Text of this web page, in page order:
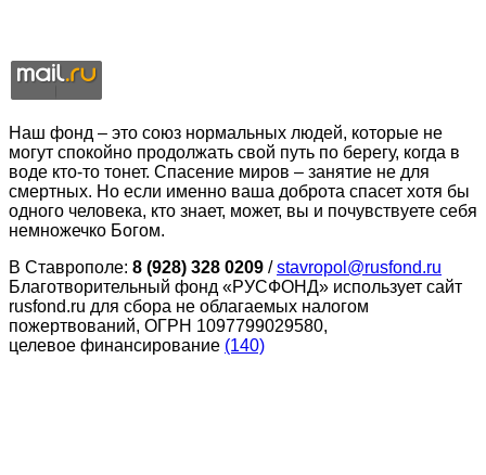
Наш фонд – это союз нормальных людей, которые не
могут спокойно продолжать свой путь по берегу, когда в
воде кто-то тонет. Спасение миров – занятие не для
смертных. Но если именно ваша доброта спасет хотя бы
одного человека, кто знает, может, вы и почувствуете себя
немножечко Богом.
В Ставрополе: 8 (928) 328 0209 / stavropol@rusfond.ru
Благотворительный фонд «РУСФОНД» использует сайт
rusfond.ru для сбора не облагаемых налогом
пожертвований, ОГРН 1097799029580,
целевое финансирование (140)